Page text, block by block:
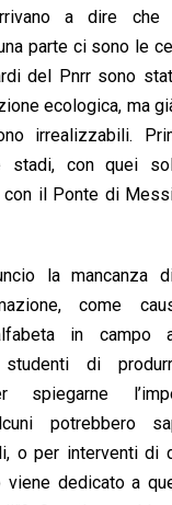
a dire
parte ci sono le
del Pnrr sono
ecologica, ma
irrealizzabili.
stadi, con quei
con il Ponte di
la mancanza
come
in campo
di
spiegarne
potrebbero
o per interventi di
viene dedicato a